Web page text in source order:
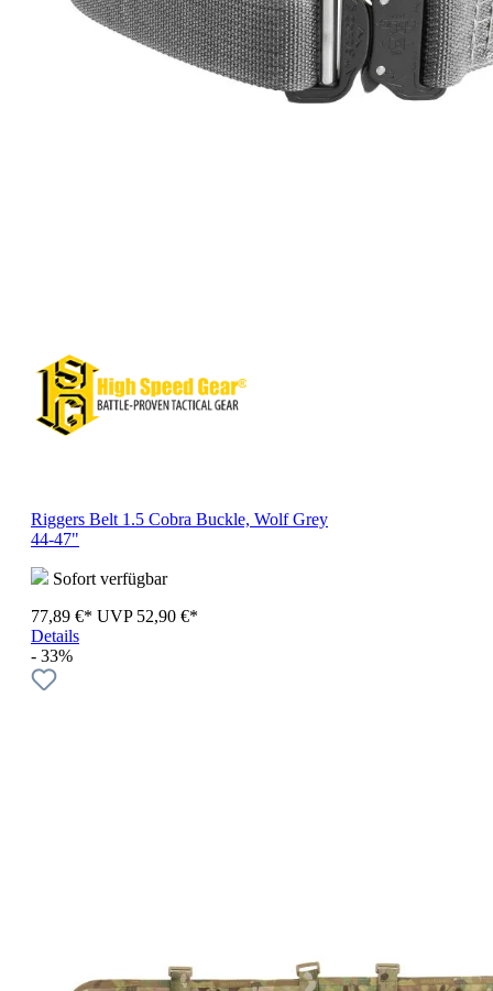
Riggers Belt 1.5 Cobra Buckle, Wolf Grey
44-47"
Sofort verfügbar
77,89 €* UVP 52,90 €*
Details
- 33%